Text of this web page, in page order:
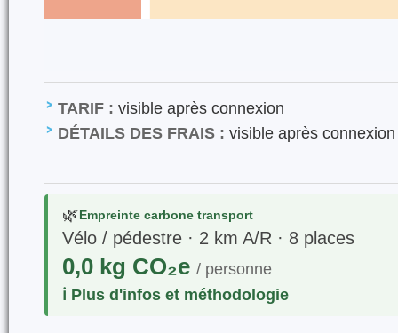
TARIF : visible après connexion
DÉTAILS DES FRAIS : visible après connexion
🌿Empreinte carbone transport
Vélo / pédestre · 2 km A/R · 8 places
0,0 kg CO₂e / personne
ℹ️ Plus d'infos et méthodologie